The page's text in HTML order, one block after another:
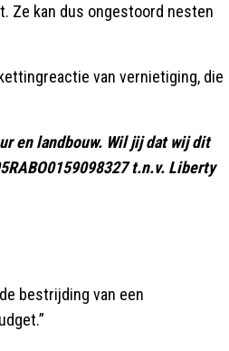
Ze kan dus ongestoord nesten
van vernietiging, die
en landbouw. Wil jij dat wij dit
t.n.v. Liberty
bestrijding van een